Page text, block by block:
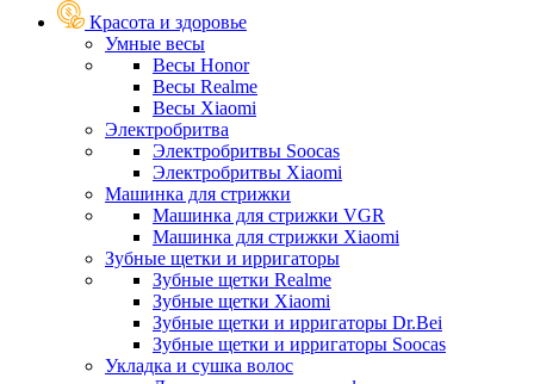
Красота и здоровье
Умные весы
Весы Honor
Весы Realme
Весы Xiaomi
Электробритва
Электробритвы Soocas
Электробритвы Xiaomi
Машинка для стрижки
Машинка для стрижки VGR
Машинка для стрижки Xiaomi
Зубные щетки и ирригаторы
Зубные щетки Realme
Зубные щетки Xiaomi
Зубные щетки и ирригаторы Dr.Bei
Зубные щетки и ирригаторы Soocas
Укладка и сушка волос